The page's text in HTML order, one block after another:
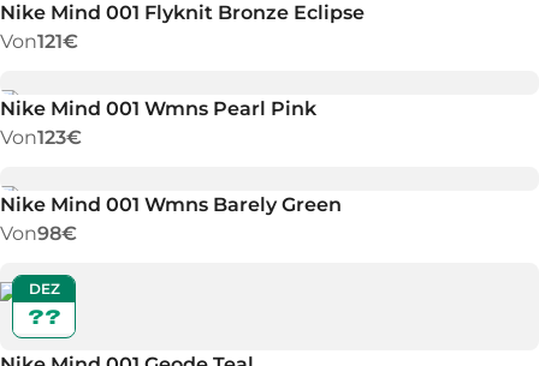
Nike Mind 001 Flyknit Bronze Eclipse
Von121€
Nike Mind 001 Wmns Pearl Pink
Von123€
Nike Mind 001 Wmns Barely Green
Von98€
DEZ
??